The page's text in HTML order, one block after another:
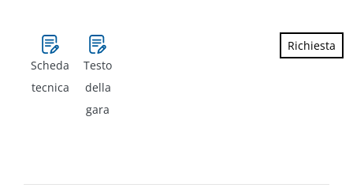
Scheda
tecnica
Testo
della
gara
Richiesta